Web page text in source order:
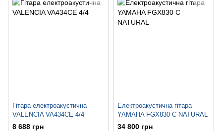
Гітара електроакустична
VALENCIA VA434CE 4/4
8 688 грн
Електроакустична гітара
YAMAHA FGX830 C NATURAL
34 800 грн